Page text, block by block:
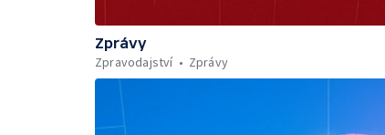
Zprávy
Zpravodajství
Zprávy